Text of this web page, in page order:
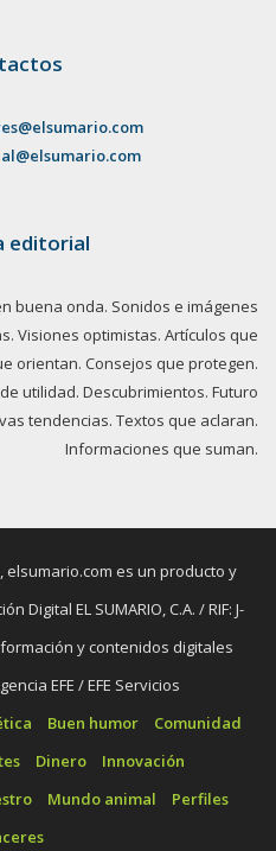
editorial
buena onda. Sonidos e imágenes
Visiones optimistas. Artículos que
orientan. Consejos que protegen.
utilidad. Descubrimientos. Futuro
tendencias. Textos que aclaran.
Informaciones que suman.
es un producto y
Digital EL SUMARIO, C.A. / RIF: J-
y contenidos digitales
EFE / EFE Servicios
Buen humor
Comunidad
Dinero
Innovación
Mundo animal
Perfiles